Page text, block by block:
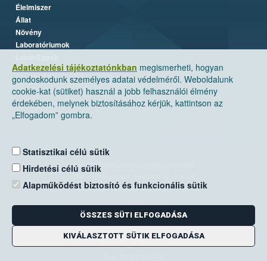
Adatkezelési tájékoztatónkban megismerheti, hogyan
gondoskodunk személyes adatai védelméről. Weboldalunk
cookie-kat (sütiket) használ a jobb felhasználói élmény
érdekében, melynek biztosításához kérjük, kattintson az
„Elfogadom” gombra.
Statisztikai célú sütik
Hirdetési célú sütik
Alapműködést biztosító és funkcionális sütik
ÖSSZES SÜTI ELFOGADÁSA
KIVÁLASZTOTT SÜTIK ELFOGADÁSA
Élelmiszer
Állat
Növény
Laboratóriumok
Nemzeti Élelmiszerlánc-biztonsági Hivatal
Levelezési cím: 1525 Budapest. Pf. 30.
E-mail:ugyfelszolgalat@nebih.gov.hu
Zöld szám: 06-80/263-244
Telefon: 06-1/ 336-9000